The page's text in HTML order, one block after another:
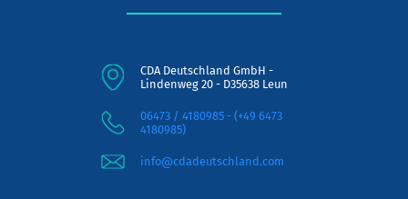
CDA Deutschland GmbH -
Lindenweg 20 - D35638 Leun
06473 / 4180985 - (+49 6473
4180985)
info@cdadeutschland.com